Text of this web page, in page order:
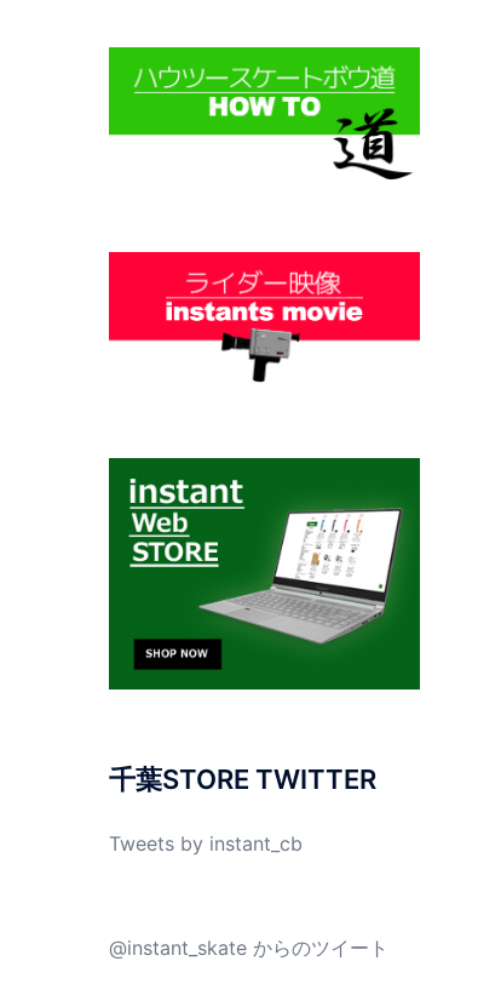
千葉STORE TWITTER
Tweets by instant_cb
@instant_skate からのツイート